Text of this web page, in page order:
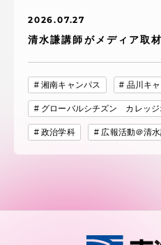
2026.07.27
清水謙講師がメディア取
湘南キャンパス 品川キ
グローバルシチズン カレッジ
政治学科 広報活動＠清